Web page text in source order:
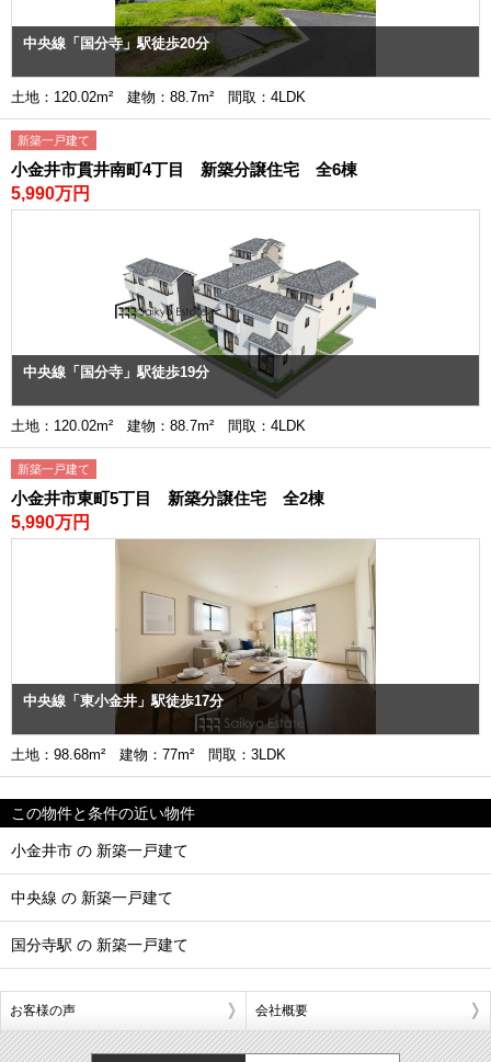
中央線「国分寺」駅徒歩20分
土地：120.02m² 建物：88.7m² 間取：4LDK
新築一戸建て
小金井市貫井南町4丁目 新築分譲住宅 全6棟
5,990万円
中央線「国分寺」駅徒歩19分
土地：120.02m² 建物：88.7m² 間取：4LDK
新築一戸建て
小金井市東町5丁目 新築分譲住宅 全2棟
5,990万円
中央線「東小金井」駅徒歩17分
土地：98.68m² 建物：77m² 間取：3LDK
この物件と条件の近い物件
小金井市 の 新築一戸建て
中央線 の 新築一戸建て
国分寺駅 の 新築一戸建て
お客様の声 会社概要